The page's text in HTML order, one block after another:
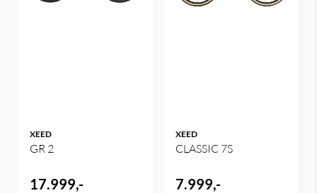
XEED
GR 2
17.999,-
XEED
CLASSIC 7S
7.999,-